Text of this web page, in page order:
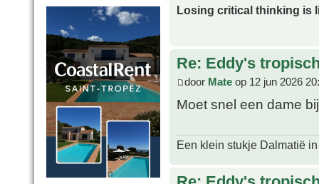
Losing critical thinking is
Re: Eddy's
door Mate op 12 jun 2026
Moet snel een dame
Een klein stukje Dalmatië